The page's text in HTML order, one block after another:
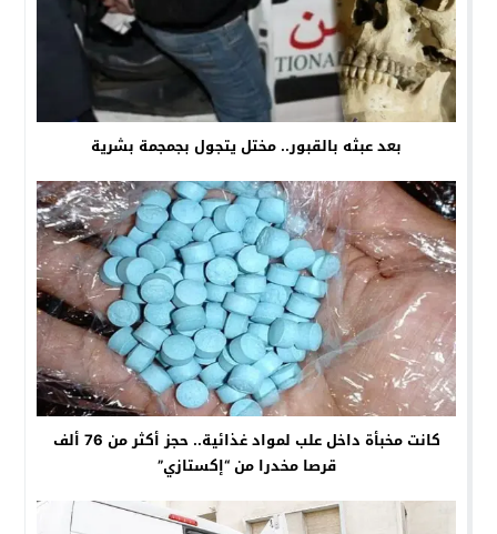
بعد عبثه بالقبور.. مختل يتجول بجمجمة بشرية
كانت مخبأة داخل علب لمواد غذائية.. حجز أكثر من 76 ألف
قرصا مخدرا من “إكستازي”